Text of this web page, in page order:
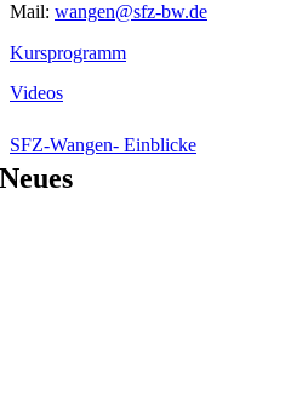
Mail: wangen@sfz-bw.de
Kursprogramm
Videos
SFZ-Wangen- Einblicke
Neues